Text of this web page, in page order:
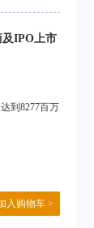
及IPO上市
到8277百万
入购物车 >